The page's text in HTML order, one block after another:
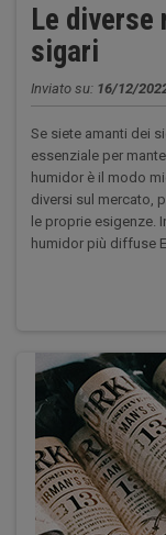
Le diverse
sigari
Inviato su: 16/12/
Se siete amanti dei
essenziale per
humidor è il modo
diversi sul mercato,
le proprie esigenze.
humidor più diffuse